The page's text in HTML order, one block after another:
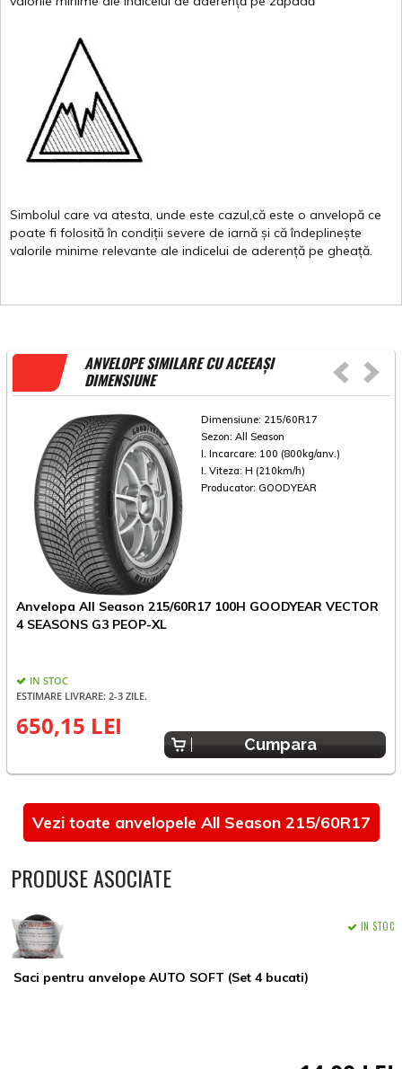
Simbolul care va atesta, unde este cazul,că este o anvelopă ce
poate fi folosită în condiții severe de iarnă și că îndeplinește
valorile minime relevante ale indicelui de aderență pe gheață.
ANVELOPE SIMILARE CU ACEEAȘI
DIMENSIUNE
Dimensiune: 215/60R17
Sezon: All Season
I. Incarcare: 100 (800kg/anv.)
I. Viteza: H (210km/h)
Producator: GOODYEAR
Anvelopa All Season 215/60R17 100H GOODYEAR VECTOR
4 SEASONS G3 PEOP-XL
IN STOC
ESTIMARE LIVRARE: 2-3 ZILE.
650,15 LEI
Cumpara
Vezi toate anvelopele All Season 215/60R17
PRODUSE ASOCIATE
Saci pentru anvelope AUTO SOFT (Set 4 bucati)
IN STOC